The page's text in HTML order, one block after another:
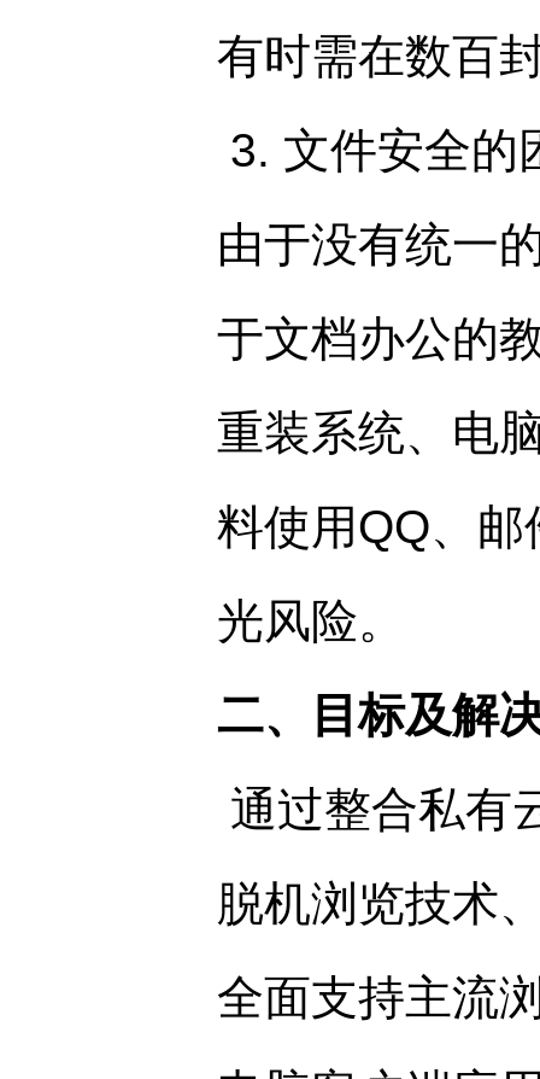
有时需在数百
3. 文件安全的
由于没有统一
于文档办公的
重装系统、电
料使用QQ、
光风险。
二、目标及解
通过整合私有
脱机浏览技术
全面支持主流